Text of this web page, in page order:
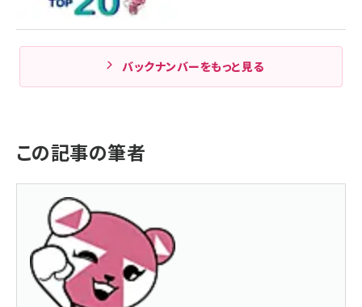
バックナンバーをもっと見る
この記事の筆者